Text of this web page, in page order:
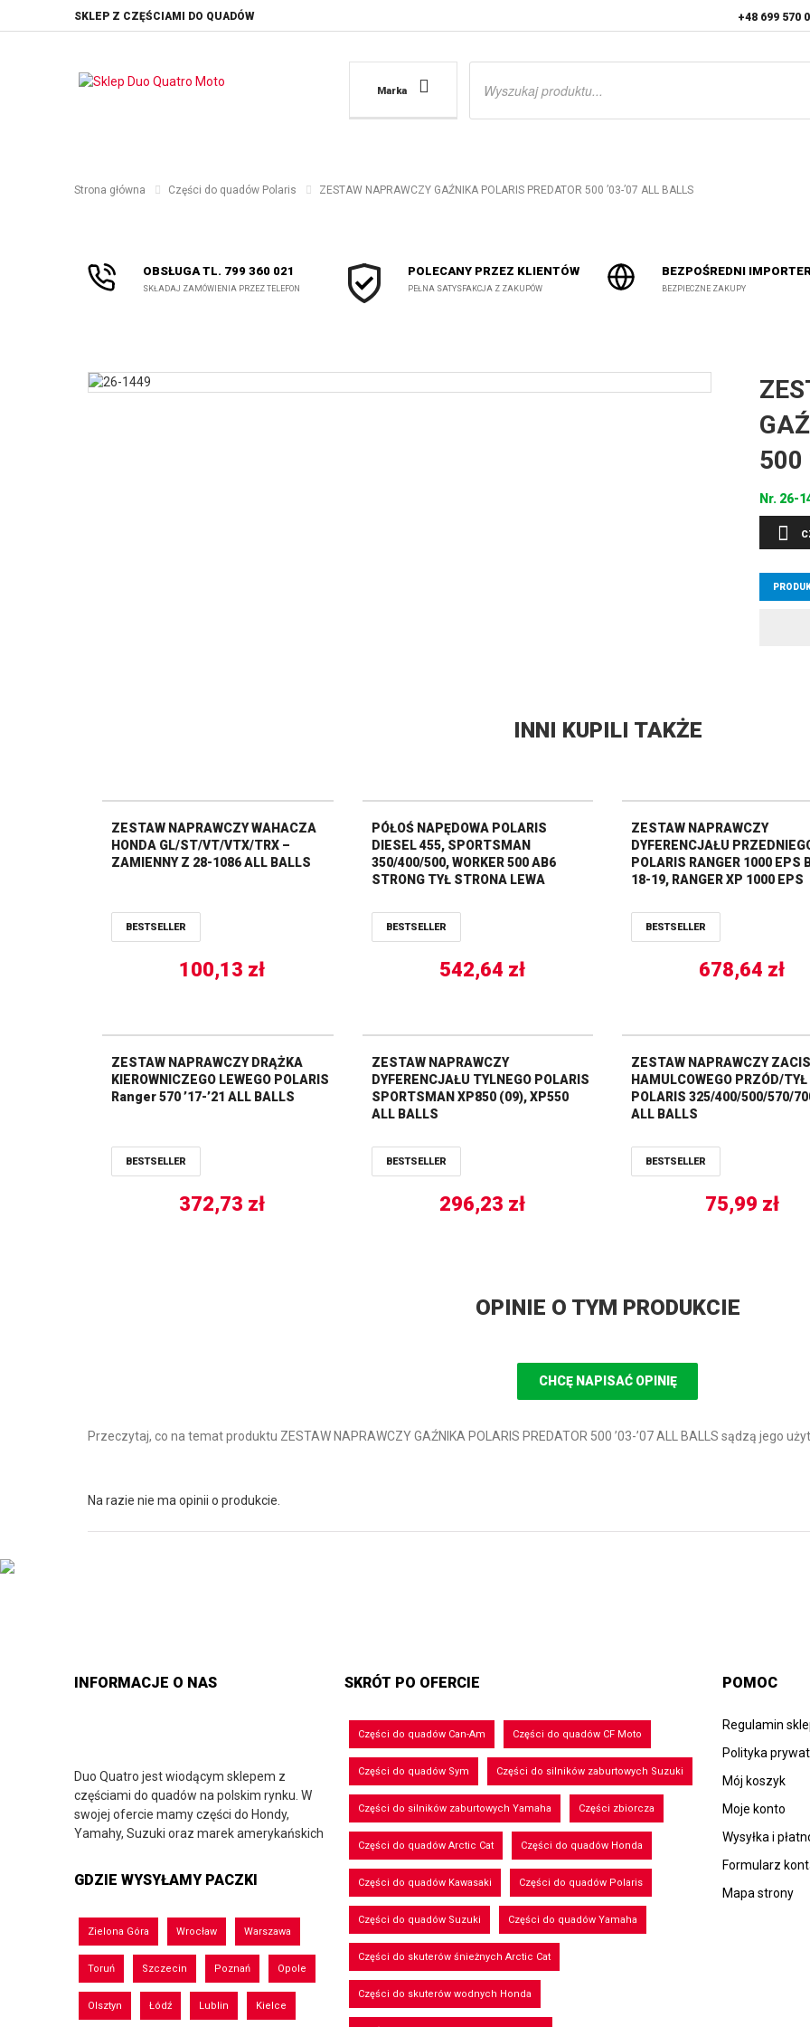
SKLEP Z CZĘŚCIAMI DO QUADÓW +48 699 570
Marka
Wyszukiwarka
Strona główna Części do quadów Polaris ZESTAW NAPRAWCZY GAŹNIKA POLARIS PREDATOR 500 ’03-’07 ALL BALLS
OBSŁUGA TL. 799 360 021
SKŁADAJ ZAMÓWIENIA PRZEZ TELEFON
POLECANY PRZEZ KLIENTÓW
PEŁNA SATYSFAKCJA Z ZAKUPÓW
BEZPOŚREDNI
BEZPIECZNE ZAKUPY
500
Nr. 26-
INNI KUPILI TAKŻE
ZESTAW NAPRAWCZY WAHACZA
HONDA GL/ST/VT/VTX/TRX –
ZAMIENNY Z 28-1086 ALL BALLS
BESTSELLER
100,13 zł
PÓŁOŚ NAPĘDOWA POLARIS
DIESEL 455, SPORTSMAN
350/400/500, WORKER 500 AB6
STRONG TYŁ STRONA LEWA
BESTSELLER
542,64 zł
ZESTAW NAPRAWCZY
DYFERENCJAŁU
POLARIS RANGER 1000 EPS
18-19, RANGER XP 1000 EPS
BESTSELLER
678,64 zł
ZESTAW NAPRAWCZY DRĄŻKA
KIEROWNICZEGO LEWEGO POLARIS
Ranger 570 ’17-’21 ALL BALLS
BESTSELLER
372,73 zł
ZESTAW NAPRAWCZY
DYFERENCJAŁU TYLNEGO POLARIS
SPORTSMAN XP850 (09), XP550
ALL BALLS
BESTSELLER
296,23 zł
ZESTAW NAPRAWCZY
HAMULCOWEGO PRZÓD/TYŁ
POLARIS 325/400/500/570/
ALL BALLS
BESTSELLER
75,99 zł
OPINIE O TYM PRODUKCIE
CHCĘ NAPISAĆ OPINIĘ
Przeczytaj, co na temat produktu ZESTAW NAPRAWCZY GAŹNIKA POLARIS PREDATOR 500 ’03-’07 ALL BALLS sądzą jego
Na razie nie ma opinii o produkcie.
INFORMACJE O NAS
Duo Quatro jest wiodącym sklepem z
częściami do quadów na polskim rynku. W
swojej ofercie mamy części do Hondy,
Yamahy, Suzuki oraz marek amerykańskich
GDZIE WYSYŁAMY PACZKI
Zielona Góra Wrocław Warszawa
Toruń Szczecin Poznań Opole
Olsztyn Łódź Lublin Kielce
SKRÓT PO OFERCIE
Części do quadów Can-Am Części do quadów CF Moto
Części do quadów Sym Części do silników zaburtowych Suzuki
Części do silników zaburtowych Yamaha Części zbiorcza
Części do quadów Arctic Cat Części do quadów Honda
Części do quadów Kawasaki Części do quadów Polaris
Części do quadów Suzuki Części do quadów Yamaha
Części do skuterów śnieżnych Arctic Cat
Części do skuterów wodnych Honda
POMOC
Regulamin
Polityka
Mój koszyk
Moje konto
Wysyłka i
Formularz
Mapa strony